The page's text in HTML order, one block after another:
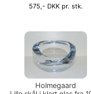
575,- DKK pr. stk.
Holmegaard